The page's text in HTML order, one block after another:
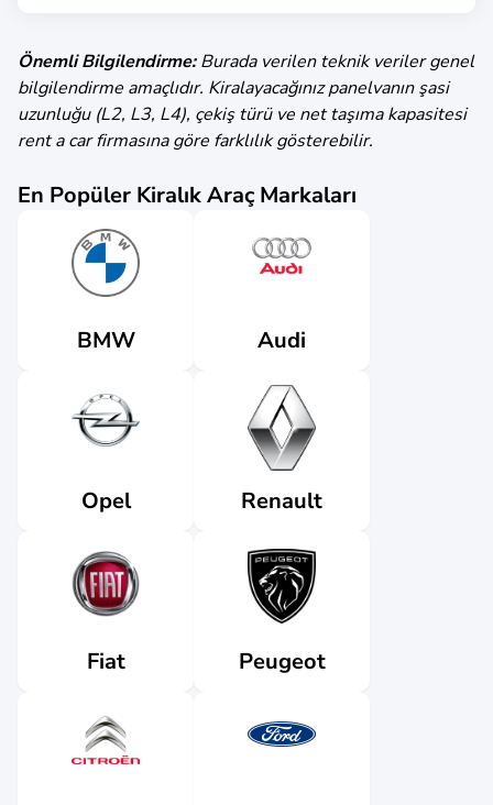
Önemli Bilgilendirme:Burada verilen teknik veriler genel
bilgilendirme amaçlıdır. Kiralayacağınız panelvanın şasi
uzunluğu (L2, L3, L4), çekiş türü ve net taşıma kapasitesi
rent a car firmasına göre farklılık gösterebilir.
En Popüler Kiralık Araç Markaları
BMW Audi
Opel Renault
Fiat Peugeot